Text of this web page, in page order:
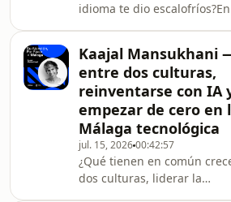
idioma te dio
con el Ayuntamiento de
marco de las Jornadas de
Comunicación Institucional
Roger Casas-Alatriste
Neshann Lacuesta, conocida
Nesh — profesora de
creadora de contenido y
de Live and Speak, escuela
Kaajal Mansukhani
entre dos culturas,
reinventarse con IA
empezar de cero en
Málaga tecnológica
jul. 15, 202600:42:57
¿Qué tienen en común
dos culturas, liderar la